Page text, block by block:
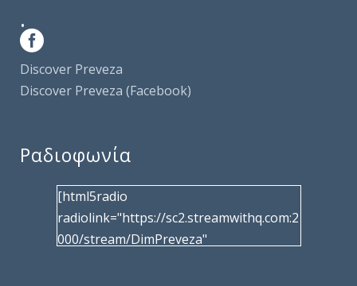
.
Discover Preveza
Discover Preveza (Facebook)
Ραδιοφωνία
[html5radio
radiolink="https://sc2.streamwithq.com:2
000/stream/DimPreveza"